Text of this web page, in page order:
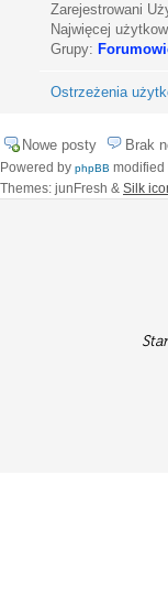
Zarejestrowani
Najwięcej
Grupy:
Ostrzeżenia
Nowe posty Brak
Powered by phpBB modified
Themes: junFresh & Silk